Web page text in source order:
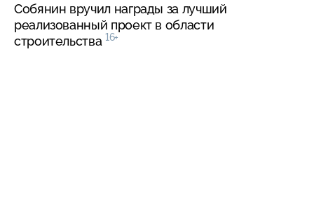
Собянин вручил награды за лучший
реализованный проект в области
строительства 16+